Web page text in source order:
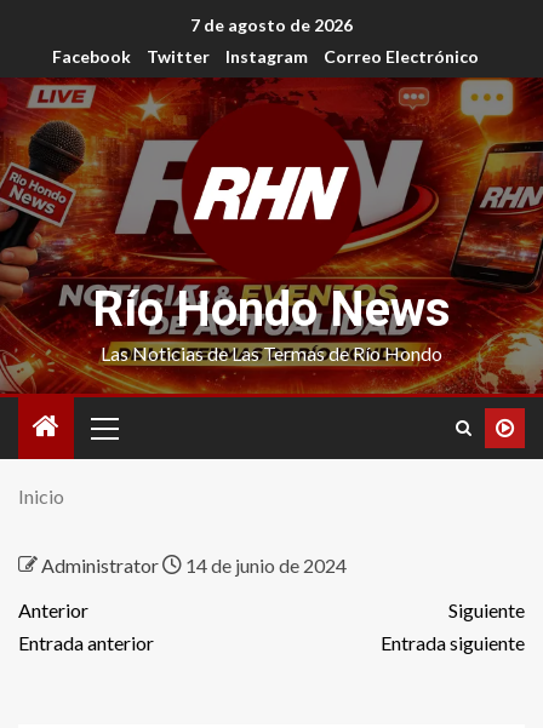
7 de agosto de 2026
Facebook
Twitter Instagram Correo Electrónico
Río Hondo News
Las Noticias de Las Termas de Río Hondo
Inicio
Administrator
14 de junio de 2024
Anterior
Entrada anterior
Siguiente
Entrada siguiente